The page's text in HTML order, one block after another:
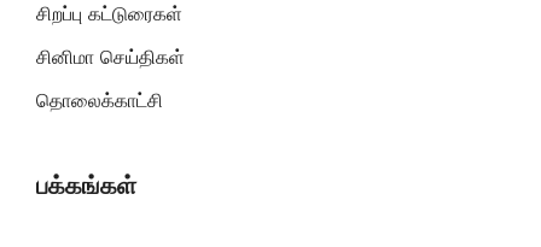
சிறப்பு கட்டுரைகள்
சினிமா செய்திகள்
தொலைக்காட்சி
பக்கங்கள்